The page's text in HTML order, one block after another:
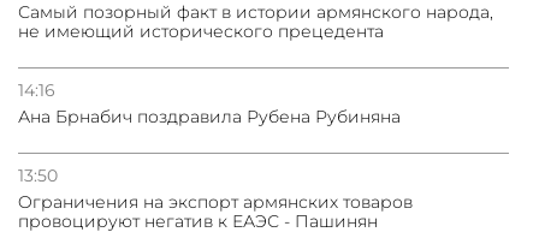
Самый позорный факт в истории армянского народа,
не имеющий исторического прецедента
14:16
Ана Брнабич поздравила Рубена Рубиняна
13:50
Oграничения на экспорт армянских товаров
провоцируют негатив к ЕАЭС - Пашинян